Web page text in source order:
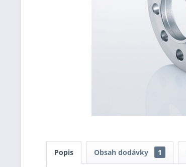
Popis Obsah dodávky 1